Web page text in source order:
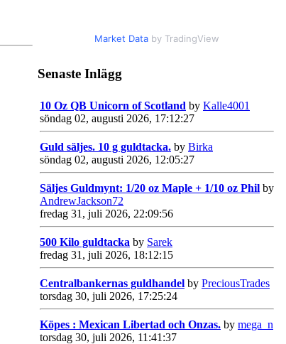
Market Data by TradingView
Senaste Inlägg
10 Oz QB Unicorn of Scotland by Kalle4001
söndag 02, augusti 2026, 17:12:27
Guld säljes. 10 g guldtacka. by Birka
söndag 02, augusti 2026, 12:05:27
Säljes Guldmynt: 1/20 oz Maple + 1/10 oz Phil by
AndrewJackson72
fredag 31, juli 2026, 22:09:56
500 Kilo guldtacka by Sarek
fredag 31, juli 2026, 18:12:15
Centralbankernas guldhandel by PreciousTrades
torsdag 30, juli 2026, 17:25:24
Köpes : Mexican Libertad och Onzas. by mega_n
torsdag 30, juli 2026, 11:41:37